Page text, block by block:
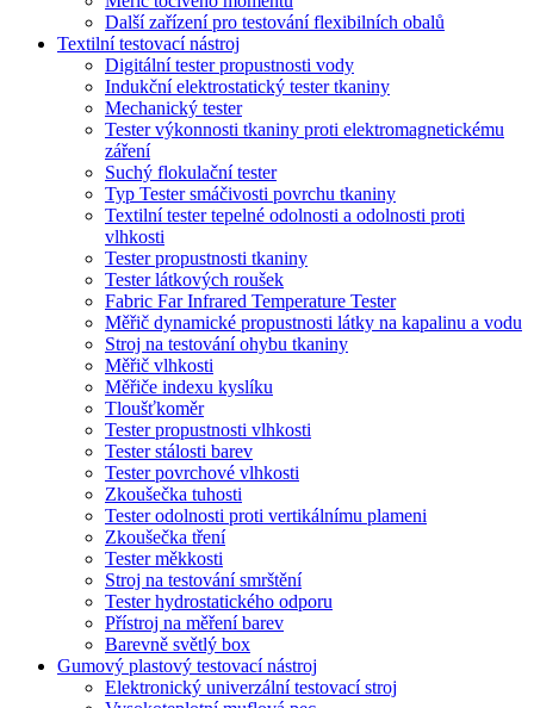
Další zařízení pro testování flexibilních obalů
Textilní testovací nástroj
Digitální tester propustnosti vody
Indukční elektrostatický tester tkaniny
Mechanický tester
Tester výkonnosti tkaniny proti elektromagnetickému
záření
Suchý flokulační tester
Typ Tester smáčivosti povrchu tkaniny
Textilní tester tepelné odolnosti a odolnosti proti
vlhkosti
Tester propustnosti tkaniny
Tester látkových roušek
Fabric Far Infrared Temperature Tester
Měřič dynamické propustnosti látky na kapalinu a vodu
Stroj na testování ohybu tkaniny
Měřič vlhkosti
Měřiče indexu kyslíku
Tloušťkoměr
Tester propustnosti vlhkosti
Tester stálosti barev
Tester povrchové vlhkosti
Zkoušečka tuhosti
Tester odolnosti proti vertikálnímu plameni
Zkoušečka tření
Tester měkkosti
Stroj na testování smrštění
Tester hydrostatického odporu
Přístroj na měření barev
Barevně světlý box
Gumový plastový testovací nástroj
Elektronický univerzální testovací stroj